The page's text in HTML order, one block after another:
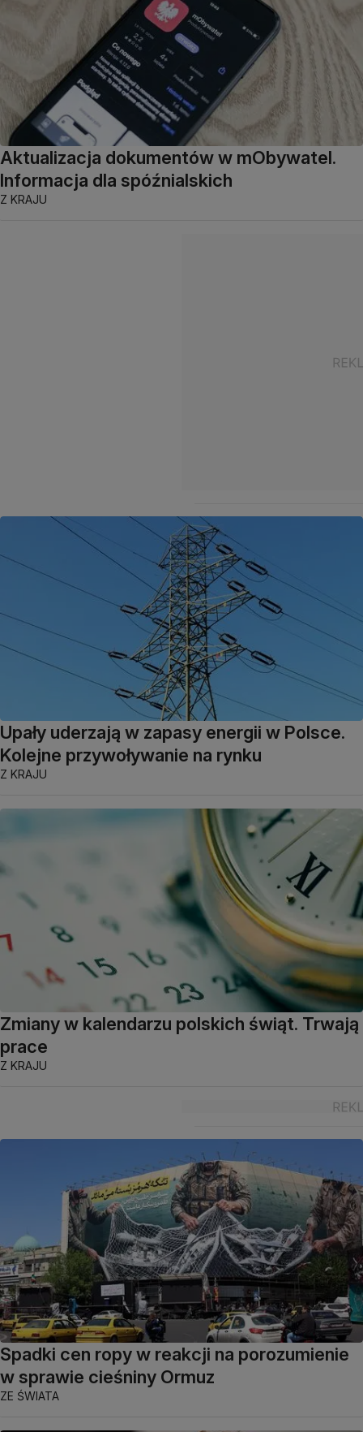
Aktualizacja dokumentów w mObywatel.
Informacja dla spóźnialskich
Z KRAJU
Upały uderzają w zapasy energii w Polsce.
Kolejne przywoływanie na rynku
Z KRAJU
Zmiany w kalendarzu polskich świąt. Trwają
prace
Z KRAJU
Spadki cen ropy w reakcji na porozumienie
w sprawie cieśniny Ormuz
ZE ŚWIATA